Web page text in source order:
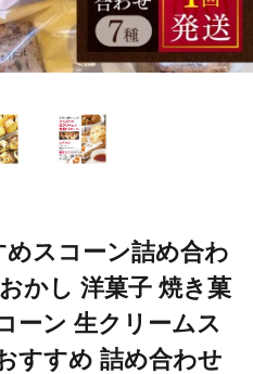
スコーン詰め合わ
かし 洋菓子 焼き菓
ーン 生クリームス
すすめ 詰め合わせ